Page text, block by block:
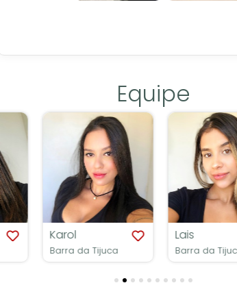
Equipe
Karol
Barra da Tijuca
Lais
Barra da Tijuca